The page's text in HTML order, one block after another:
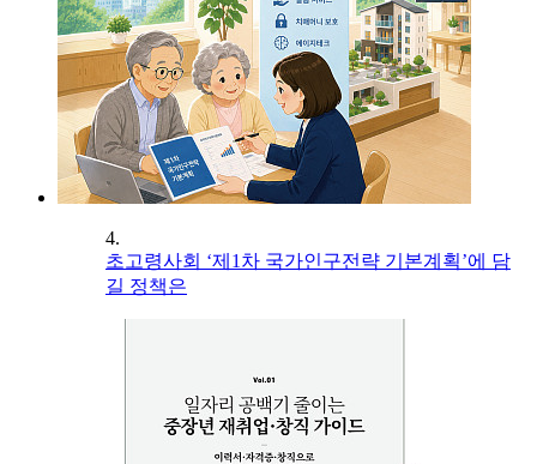
4.
초고령사회 ‘제1차 국가인구전략 기본계획’에 담
길 정책은